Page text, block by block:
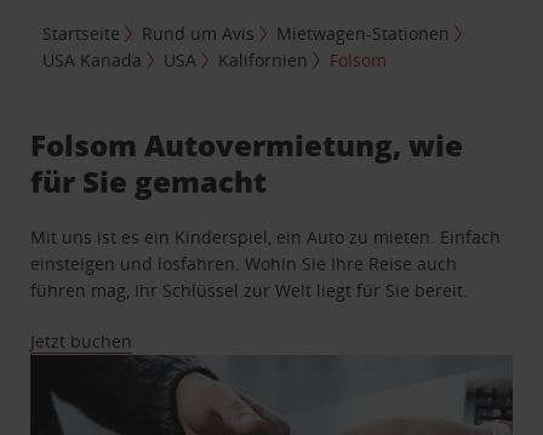
Startseite Rund um Avis
Mietwagen-Stationen
USA Kanada
USA Kalifornien Folsom
Folsom Autovermietung, wie
für Sie gemacht
Mit uns ist es ein Kinderspiel, ein Auto zu mieten. Einfach
einsteigen und losfahren. Wohin Sie Ihre Reise auch
führen mag, Ihr Schlüssel zur Welt liegt für Sie bereit.
Jetzt buchen